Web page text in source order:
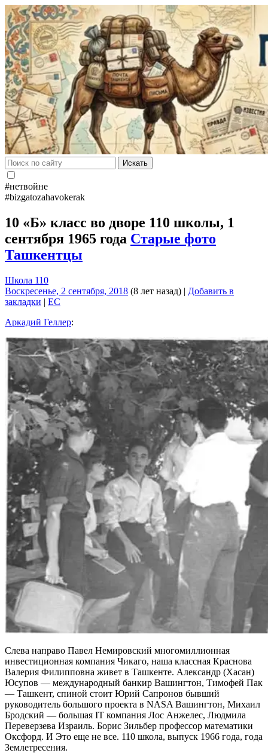
Искать
#нетвойне
#bizgatozahavokerak
10 «Б» класс во дворе 110 школы, 1
сентября 1965 года Старые фото
Ташкентцы
Школа 110
Воскресенье, 2 сентября, 2018 (8 лет назад) | Добавить в
закладки | EC
Аркадий Геллер:
Слева направо Павел Немировский многомиллионная
инвестиционная компания Чикаго, наша классная Краснова
Валерия Филипповна живет в Ташкенте. Александр (Хасан)
Юсупов — международный банкир Вашингтон, Тимофей Пак
— Ташкент, спиной стоит Юрий Сапронов бывший
руководитель большого проекта в NASA Вашингтон, Михаил
Бродский — большая IT компания Лос Анжелес, Людмила
Переверзева Израиль. Борис Зильбер профессор математики
Оксфорд. И Это еще не все. 110 школа, выпуск 1966 года, года
Землетресения.